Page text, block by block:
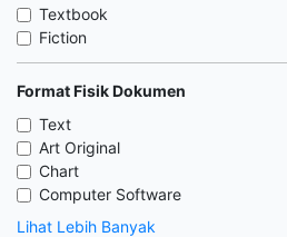
Textbook
Fiction
Format Fisik Dokumen
Text
Art Original
Chart
Computer Software
Lihat Lebih Banyak